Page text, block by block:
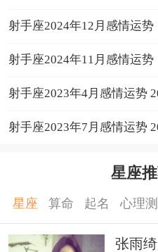
射手座2024年12月感情运势
射手座2024年11月感情运势
射手座2023年4月感情运势
运程详解
射手座2023年7月感情运势
星座
星座 算命 起名 心理
张雨